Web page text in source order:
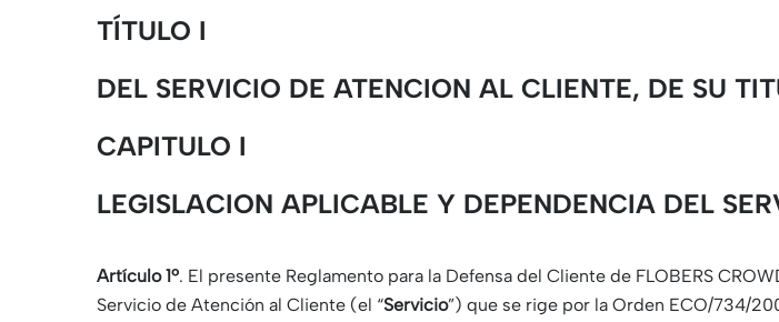
TÍTULO I
DEL SERVICIO DE ATENCION AL CLIENTE, DE SU
CAPITULO I
LEGISLACION APLICABLE Y DEPENDENCIA DEL
Artículo 1º. El presente Reglamento para la Defensa del Cliente de FLOBERS
Servicio de Atención al Cliente (el “Servicio”) que se rige por la Orden ECO/734/